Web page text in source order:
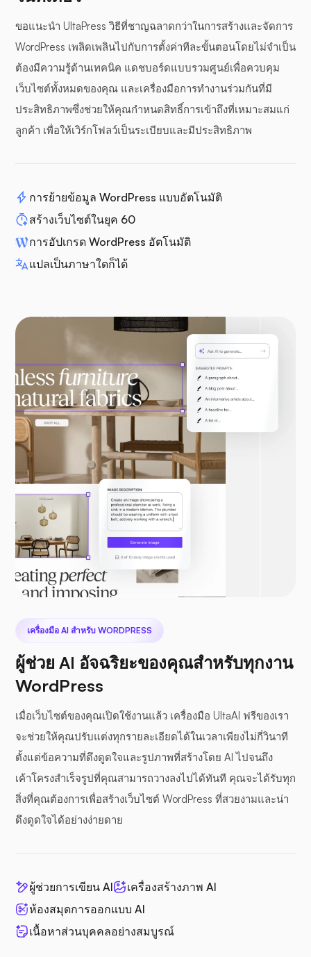
ขอแนะนำ UltaPress วิธีที่ชาญฉลาดกว่าในการสร้างและจัดการ
WordPress เพลิดเพลินไปกับการตั้งค่าทีละขั้นตอนโดยไม่จำเป็น
ต้องมีความรู้ด้านเทคนิค แดชบอร์ดแบบรวมศูนย์เพื่อควบคุม
เว็บไซต์ทั้งหมดของคุณ และเครื่องมือการทำงานร่วมกันที่มี
ประสิทธิภาพซึ่งช่วยให้คุณกำหนดสิทธิ์การเข้าถึงที่เหมาะสมแก่
ลูกค้า เพื่อให้เวิร์กโฟลว์เป็นระเบียบและมีประสิทธิภาพ
การย้ายข้อมูล WordPress แบบอัตโนมัติ
สร้างเว็บไซต์ในยุค 60
การอัปเกรด WordPress อัตโนมัติ
แปลเป็นภาษาใดก็ได้
เครื่องมือ AI สำหรับ WORDPRESS
ผู้ช่วย AI อัจฉริยะของคุณสำหรับทุกงาน
WordPress
เมื่อเว็บไซต์ของคุณเปิดใช้งานแล้ว เครื่องมือ UltaAI ฟรีของเรา
จะช่วยให้คุณปรับแต่งทุกรายละเอียดได้ในเวลาเพียงไม่กี่วินาที
ตั้งแต่ข้อความที่ดึงดูดใจและรูปภาพที่สร้างโดย AI ไปจนถึง
เค้าโครงสำเร็จรูปที่คุณสามารถวางลงไปได้ทันที คุณจะได้รับทุก
สิ่งที่คุณต้องการเพื่อสร้างเว็บไซต์ WordPress ที่สวยงามและน่า
ดึงดูดใจได้อย่างง่ายดาย
ผู้ช่วยการเขียน AI
เครื่องสร้างภาพ AI
ห้องสมุดการออกแบบ AI
เนื้อหาส่วนบุคคลอย่างสมบูรณ์